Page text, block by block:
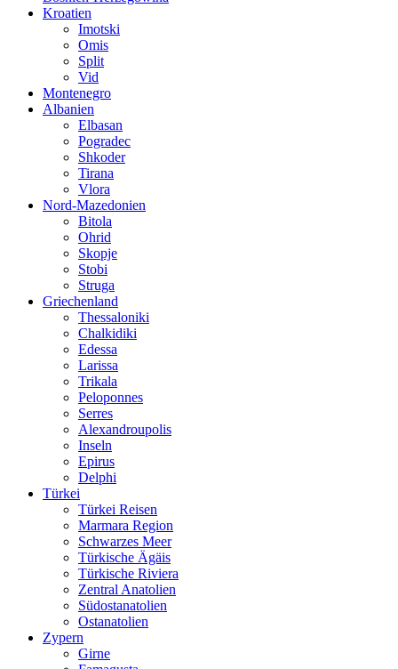
Kroatien
Imotski
Omis
Split
Vid
Montenegro
Albanien
Elbasan
Pogradec
Shkoder
Tirana
Vlora
Nord-Mazedonien
Bitola
Ohrid
Skopje
Stobi
Struga
Griechenland
Thessaloniki
Chalkidiki
Edessa
Larissa
Trikala
Peloponnes
Serres
Alexandroupolis
Inseln
Epirus
Delphi
Türkei
Türkei Reisen
Marmara Region
Schwarzes Meer
Türkische Ägäis
Türkische Riviera
Zentral Anatolien
Südostanatolien
Ostanatolien
Zypern
Girne